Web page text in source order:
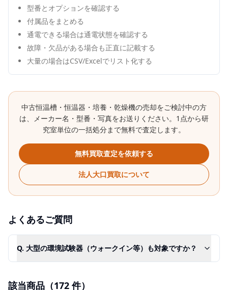
型番とオプションを確認する
付属品をまとめる
通電できる場合は通電状態を確認する
故障・欠品がある場合も正直に記載する
大量の場合はCSV/Excelでリスト化する
中古恒温槽・恒温器・培養・乾燥機の売却をご検討中の方
は、メーカー名・型番・写真をお送りください。1点から研
究室単位の一括処分まで無料で査定します。
無料買取査定を依頼する
法人大口買取について
よくあるご質問
Q. 大型の環境試験器（ウォークイン等）も対象ですか？
該当商品（172 件）